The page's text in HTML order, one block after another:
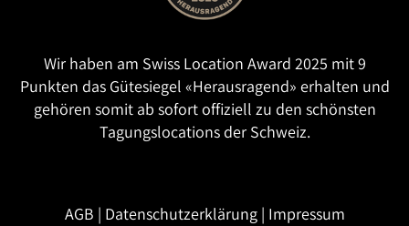
Wir haben am Swiss Location Award 2025 mit 9
Punkten das Gütesiegel «Herausragend» erhalten und
gehören somit ab sofort offiziell zu den schönsten
Tagungslocations der Schweiz.
AGB | Datenschutzerklärung| Impressum